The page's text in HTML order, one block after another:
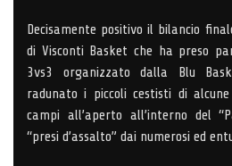
Decisamente positivo il bilancio
di Visconti Basket che ha preso
3vs3 organizzato dalla Blu
radunato i piccoli cestisti di
campi all’aperto all’interno del
“presi d’assalto” dai numerosi ed